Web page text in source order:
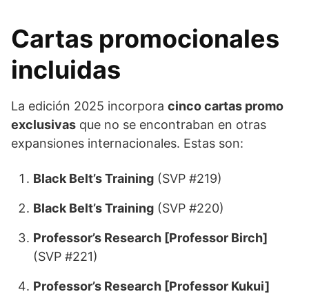
Cartas promocionales
incluidas
La edición 2025 incorpora cinco cartas promo
exclusivas que no se encontraban en otras
expansiones internacionales. Estas son:
Black Belt’s Training (SVP #219)
Black Belt’s Training (SVP #220)
Professor’s Research [Professor Birch]
(SVP #221)
Professor’s Research [Professor Kukui]